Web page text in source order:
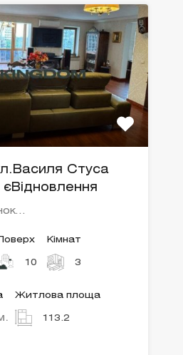
Стуса
10
Кімнат
3
Житлова площа
113.2